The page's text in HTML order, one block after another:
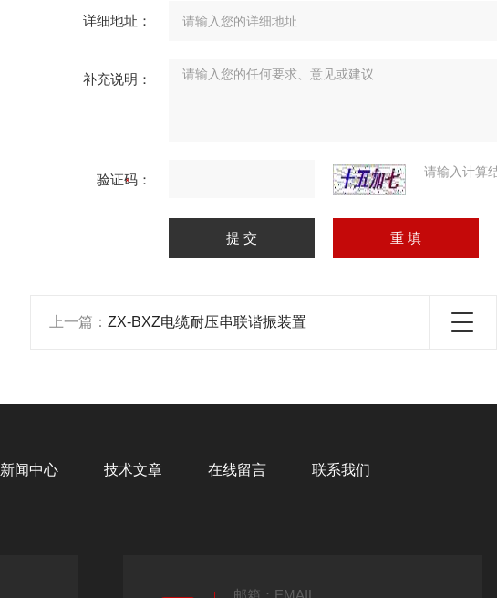
详细地址：
补充说明：
验证码： 请输入计算
上一篇： ZX-BXZ电缆耐压串联谐振装置
新闻中心 技术文章 在线留言 联系我们
邮箱：EMAIL